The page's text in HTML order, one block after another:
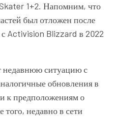
1+2. Напомним, что
был отложен после
Activision Blizzard в 2022
ситуацию с
обновления в
к предположениям о
недавно в сети